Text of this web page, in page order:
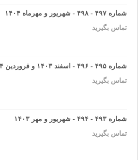
شماره ۴۹۷ - ۴۹۸ - شهریور و مهرماه ۱۴۰۴
تماس بگیرید
شماره ۴۹۵ - ۴۹۶ - اسفند ۱۴۰۳ و فروردین ۱۴۰۴
تماس بگیرید
شماره ۴۹۳ - ۴۹۴ - شهریور و مهر ۱۴۰۳
تماس بگیرید